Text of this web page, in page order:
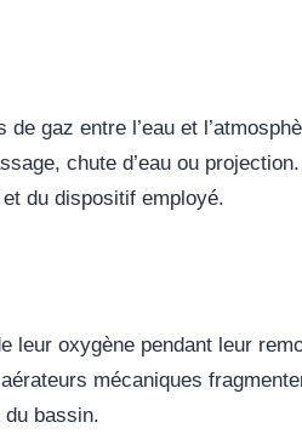
gaz entre l’eau et
chute d’eau ou
du dispositif employé.
leur oxygène pendant leur
mécaniques
du bassin.